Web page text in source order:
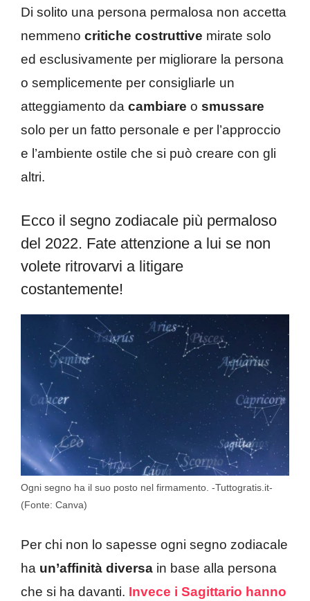
Di solito una persona permalosa non accetta
nemmeno critiche costruttive mirate solo
ed esclusivamente per migliorare la persona
o semplicemente per consigliarle un
atteggiamento da cambiare o smussare
solo per un fatto personale e per l’approccio
e l’ambiente ostile che si può creare con gli
altri.
Ecco il segno zodiacale più permaloso
del 2022. Fate attenzione a lui se non
volete ritrovarvi a litigare
costantemente!
Ogni segno ha il suo posto nel firmamento. -Tuttogratis.it-
(Fonte: Canva)
Per chi non lo sapesse ogni segno zodiacale
ha un’affinità diversa in base alla persona
che si ha davanti. Invece i Sagittario hanno